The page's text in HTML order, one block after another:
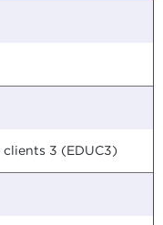
3 (EDUC3)